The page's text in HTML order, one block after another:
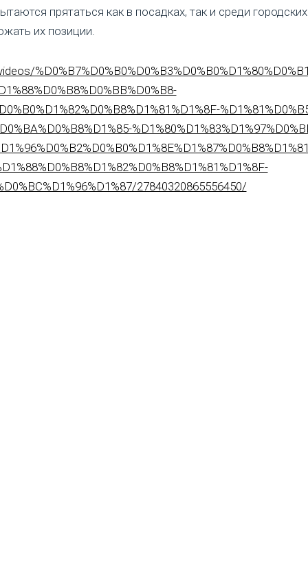
прятаться как в посадках, так и среди
их позиции.
27840320865556450/